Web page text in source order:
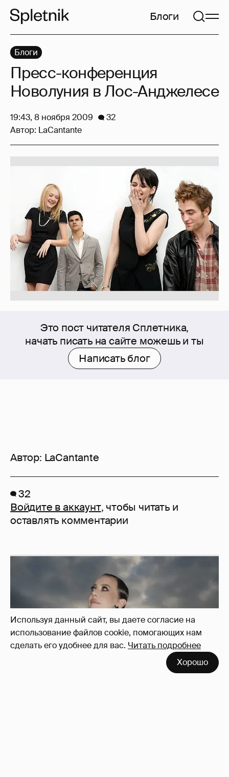
Используя данный сайт, вы даете согласие на
использование файлов cookie, помогающих нам
сделать его удобнее для вас. Читать подробнее
Хорошо
Блоги
Это пост читателя Сплетника,
начать писать на сайте можешь и ты
Написать блог
Автор: LaCantante
Блоги
Пресс-конференция
Новолуния в Лос-Анджелесе
19:43, 8 ноября 2009
32
Автор: LaCantante
32
Войдите в аккаунт, чтобы читать и
оставлять комментарии